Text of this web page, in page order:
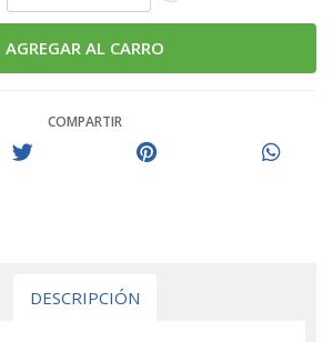
COMPARTIR
DESCRIPCIÓN